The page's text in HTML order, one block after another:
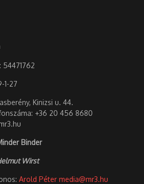
54471762
1-27
Kinizsi u. 44.
+36 20 456 8680
Binder
Wirst
Arold Péter media@mr3.hu